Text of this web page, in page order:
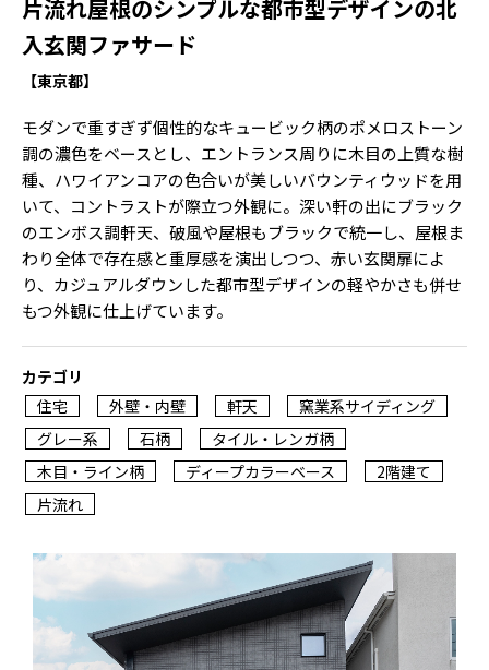
片流れ屋根のシンプルな都市型デザインの北
入玄関ファサード
【東京都】
モダンで重すぎず個性的なキュービック柄のポメロストーン
調の濃色をベースとし、エントランス周りに木目の上質な樹
種、ハワイアンコアの色合いが美しいバウンティウッドを用
いて、コントラストが際立つ外観に。深い軒の出にブラック
のエンボス調軒天、破風や屋根もブラックで統一し、屋根ま
わり全体で存在感と重厚感を演出しつつ、赤い玄関扉によ
り、カジュアルダウンした都市型デザインの軽やかさも併せ
もつ外観に仕上げています。
カテゴリ
住宅
外壁・内壁 軒天
窯業系サイディング
グレー系
石柄
タイル・レンガ柄
木目・ライン柄
ディープカラーベース
2階建て
片流れ